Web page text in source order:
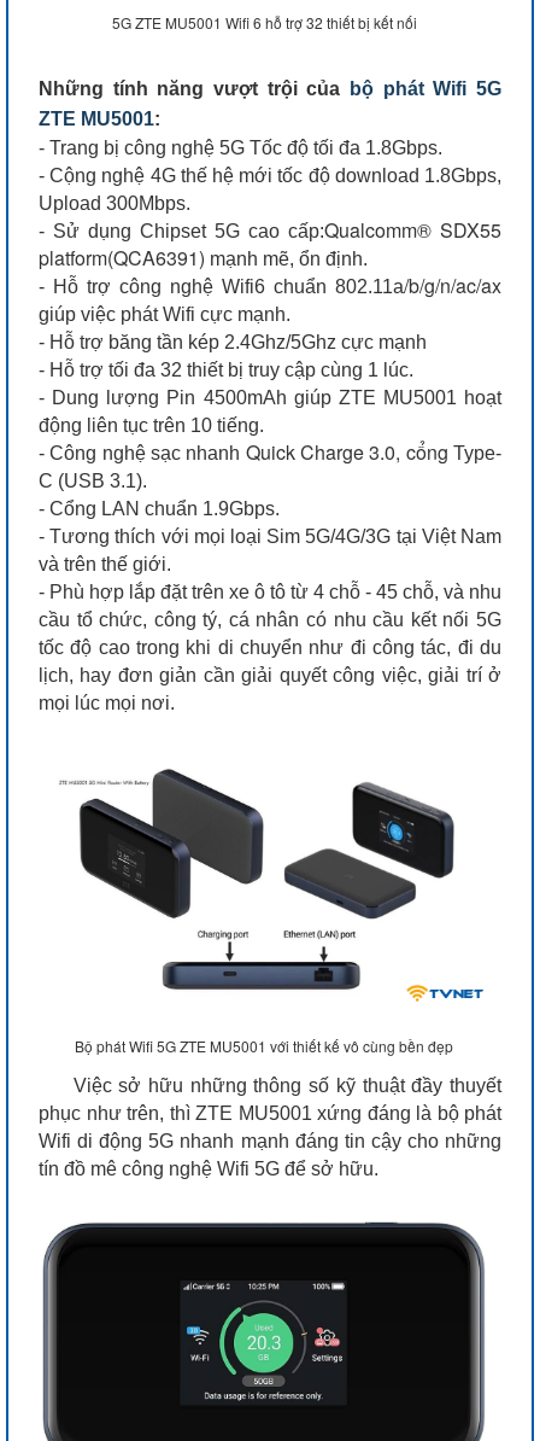
5G ZTE MU5001 Wifi 6 hỗ trợ 32 thiết bị kết nối
Những tính năng vượt trội của
bộ phát Wifi 5G
ZTE MU5001:
- Trang bị công nghệ 5G Tốc độ tối đa 1.8Gbps.
- Cộng nghệ 4G thế hệ mới tốc độ download 1.8Gbps,
Upload 300Mbps.
- Sử dụng Chipset 5G cao cấp:Qualcomm® SDX55
platform(QCA6391) mạnh mẽ, ổn định.
- Hỗ trợ công nghệ Wifi6 chuẩn 802.11a/b/g/n/ac/ax
giúp việc phát Wifi cực mạnh.
- Hỗ trợ băng tần kép 2.4Ghz/5Ghz cực mạnh
- Hỗ trợ tối đa 32 thiết bị truy cập cùng 1 lúc.
- Dung lượng Pin 4500mAh giúp ZTE MU5001 hoạt
động liên tục trên 10 tiếng.
- Công nghệ sạc nhanh Quick Charge 3.0, cổngType-
C (USB 3.1).
- Cổng LAN chuẩn 1.9Gbps.
- Tương thích với mọi loại Sim 5G/4G/3G tại Việt Nam
và trên thế giới.
- Phù hợp lắp đặt trên xe ô tô từ 4 chỗ - 45 chỗ, và nhu
cầu tổ chức, công tý, cá nhân có nhu cầu kết nối 5G
tốc độ cao trong khi di chuyển như đi công tác, đi du
lịch, hay đơn giản cần giải quyết công việc, giải trí ở
mọi lúc mọi nơi.
Bộ phát Wifi 5G ZTE MU5001 với thiết kế vô cùng bền đẹp
Việc sở hữu những thông số kỹ thuật đầy thuyết
phục như trên, thì ZTE MU5001 xứng đáng là bộ phát
Wifi di động 5G nhanh mạnh đáng tin cậy cho những
tín đồ mê công nghệ Wifi 5G để sở hữu.